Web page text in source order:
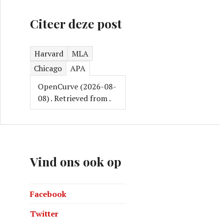
Citeer deze post
Harvard
MLA
Chicago
APA
OpenCurve (2026-08-
08). Retrieved from.
Vind ons ook op
Facebook
Twitter